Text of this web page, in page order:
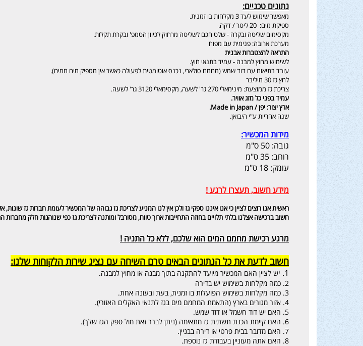
נתונים טכניים:
מאפשר שימוש לעד 3 מקלחות בו זמנית.
ספיקת מים: 20 ליטר / דקה.
מקסימום שליטה ובקרה - שלט חכם לשליטה מרחוק לכיוון הטמפ' ובקרת תקלות.
מערכת ארובה: פנימית עם מפוח
התראה להצטברות אבנית
לשימוש מחוץ למבנה - עמיד בתנאי חוץ.
עובד בתיאום עם דוד שמש (מחמם סולארי, נכנס אוטומטית לפעולה כאשר אין מספיק מים חמים).
לחץ גז 30 מיליבר
צריכת גז ממוצעת: מינימאלי 270 גר' לשעה, מקסימאלי 3120 גר' לשעה.
עמיד בפני כל מזג אוויר.
ארץ יצור: יפן / Made in Japan.
שנה אחריות ע"י היבואן.
מידות המכשיר:
גובה: 50 ס"מ
רוחב: 35 ס"מ
עומק: 18 ס"מ
מידע חשוב, תעצרו לרגע !
ראשית אנו רוצים לציין כי אנו איננו ספקי גז ולכן אין לנו המניע לצריכת גז גבוהה של המכשיר לעומת חברות גז
חשוב ברכישה אצלנו בלתי תלויים בחוזה התחייבות ארוך טווח, מסורבל ומותנה לצריכת גז כפי שנוהגות חלק מחברות
מרגע רכישת מחמם המים הוא שלכם, ללא כל התניה !
חשוב לדעת את כל הנתונים הבאים טרם השיחה עם נציג שירות הלקוחות שלנו:
1. י
ש לציין האם המכשיר מיועד להתקנה בתוך מבנה או מחוץ למבנה.
2. כמה מקלחות בשימוש יש בדירה
3. כמה מקלחות בשימוש הפועלות בו זמנית, בעת ובעונה אחת.
4. אזור מגורים בארץ (התאמת המחמם מים בגז לתנאי האקלים האזורי).
5. האם יש דוד חשמל או דוד שמש.
6. האם קיימת הכנת תשתית גז מתאימה (ניתן לברר זאת מול ספק הגז שלך).
7. האם מדובר בבית פרטי או דירה בבניין.
8. האם אתה מעוניין בעבודת גז נוספת.